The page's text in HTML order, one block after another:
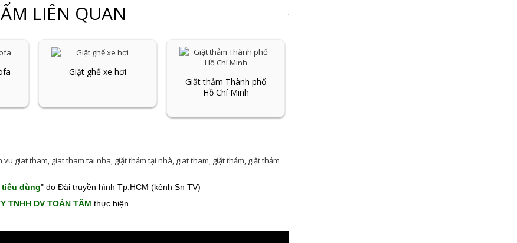
LIÊN QUAN
Giặt ghế xe hơi
Giặt thảm Thành phố
Hồ Chí Minh
vu giat tham, giat tham tai nha, giặt thảm tại nhà, giat tham, giặt thảm, giặt thảm
dùng" do Đài truyền hình Tp.HCM (kênh Sn TV)
TNHH DV TOÀN TÂM thực hiện.